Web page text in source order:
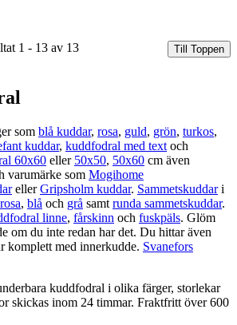
1 - 13 av 13 Till Toppen
som blå kuddar, rosa, guld, grön, turkos,
kuddar, kuddfodral med text och
60x60 eller 50x50, 50x60 cm även
varumärke som Mogihome
ellerGripsholm kuddar. Sammetskuddari
rosa, blå och grå samt runda sammetskuddar.
linne, fårskinn och fuskpäls. Glöm
om du inte redan har det. Du hittar även
komplett med innerkudde. Svanefors
kuddfodral i olika färger, storlekar
skickas inom 24 timmar. Fraktfritt över 600